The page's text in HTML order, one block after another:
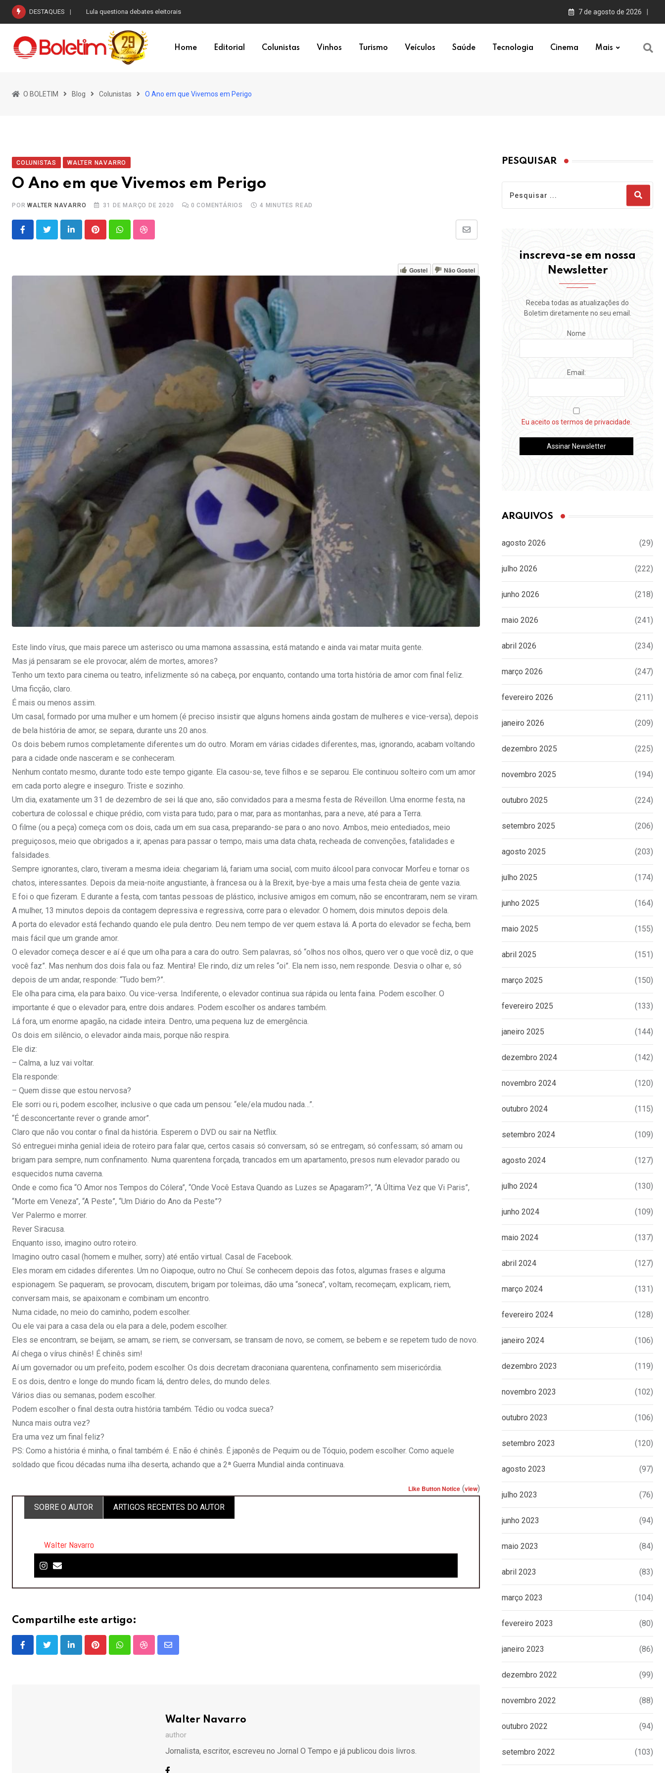
Skip
content
DESTAQUES Governo tenta votar pelo menos o fim da escala 6×1 7 de agosto de 2026
Home Editorial Colunistas Vinhos Turismo Veículos Saúde Tecnologia Cinema Mais
O BOLETIM Blog Colunistas O Ano em que Vivemos em Perigo
COLUNISTAS WALTER NAVARRO
O Ano em que Vivemos em Perigo
PORWALTER NAVARRO 31 DE MARÇO DE 2020 0 COMENTÁRIOS 4 MINUTES READ
LinkedInPinterestWhatsappStumbleUpon
Share
Email
Gostei Não Gostei
Este lindo vírus, que mais parece um asterisco ou uma mamona assassina, está matando e ainda vai matar muita gente.
Mas já pensaram se ele provocar, além de mortes, amores?
Tenho um texto para cinema ou teatro, infelizmente só na cabeça, por enquanto, contando uma torta história de amor com final feliz.
Uma ficção, claro.
É mais ou menos assim.
Um casal, formado por uma mulher e um homem (é preciso insistir que alguns homens ainda gostam de mulheres e vice-versa), depois
de bela história de amor, se separa, durante uns 20 anos.
Os dois bebem rumos completamente diferentes um do outro. Moram em várias cidades diferentes, mas, ignorando, acabam voltando
para a cidade onde nasceram e se conheceram.
Nenhum contato mesmo, durante todo este tempo gigante. Ela casou-se, teve filhos e se separou. Ele continuou solteiro com um amor
em cada porto alegre e inseguro. Triste e sozinho.
Um dia, exatamente um 31 de dezembro de sei lá que ano, são convidados para a mesma festa de Réveillon. Uma enorme festa, na
cobertura de colossal e chique prédio, com vista para tudo; para o mar, para as montanhas, para a neve, até para a Terra.
O filme (ou a peça) começa com os dois, cada um em sua casa, preparando-se para o ano novo. Ambos, meio entediados, meio
preguiçosos, meio que obrigados a ir, apenas para passar o tempo, mais uma data chata, recheada de convenções, fatalidades e
falsidades.
Sempre ignorantes, claro, tiveram a mesma ideia: chegariam lá, fariam uma social, com muito álcool para convocar Morfeu e tornar os
chatos, interessantes. Depois da meia-noite angustiante, à francesa ou à la Brexit, bye-bye a mais uma festa cheia de gente vazia.
E foi o que fizeram. E durante a festa, com tantas pessoas de plástico, inclusive amigos em comum, não se encontraram, nem se viram.
A mulher, 13 minutos depois da contagem depressiva e regressiva, corre para o elevador. O homem, dois minutos depois dela.
A porta do elevador está fechando quando ele pula dentro. Deu nem tempo de ver quem estava lá. A porta do elevador se fecha, bem
mais fácil que um grande amor.
O elevador começa descer e aí é que um olha para a cara do outro. Sem palavras, só “olhos nos olhos, quero ver o que você diz, o que
você faz”. Mas nenhum dos dois fala ou faz. Mentira! Ele rindo, diz um reles “oi”. Ela nem isso, nem responde. Desvia o olhar e, só
depois de um andar, responde: “Tudo bem?”.
Ele olha para cima, ela para baixo. Ou vice-versa. Indiferente, o elevador continua sua rápida ou lenta faina. Podem escolher. O
importante é que o elevador para, entre dois andares. Podem escolher os andares também.
Lá fora, um enorme apagão, na cidade inteira. Dentro, uma pequena luz de emergência.
Os dois em silêncio, o elevador ainda mais, porque não respira.
Ele diz:
– Calma, a luz vai voltar.
Ela responde:
– Quem disse que estou nervosa?
Ele sorri ou ri, podem escolher, inclusive o que cada um pensou: “ele/ela mudou nada…”.
“É desconcertante rever o grande amor”.
Claro que não vou contar o final da história. Esperem o DVD ou sair na Netflix.
Só entreguei minha genial ideia de roteiro para falar que, certos casais só conversam, só se entregam, só confessam; só amam ou
brigam para sempre, num confinamento. Numa quarentena forçada, trancados em um apartamento, presos num elevador parado ou
esquecidos numa caverna.
Onde e como fica “O Amor nos Tempos do Cólera”, “Onde Você Estava Quando as Luzes se Apagaram?”, “A Última Vez que Vi Paris”,
“Morte em Veneza”, “A Peste”, “Um Diário do Ano da Peste”?
Ver Palermo e morrer.
Rever Siracusa.
Enquanto isso, imagino outro roteiro.
Imagino outro casal (homem e mulher, sorry) até então virtual. Casal de Facebook.
Eles moram em cidades diferentes. Um no Oiapoque, outro no Chuí. Se conhecem depois das fotos, algumas frases e alguma
espionagem. Se paqueram, se provocam, discutem, brigam por toleimas, dão uma “soneca”, voltam, recomeçam, explicam, riem,
conversam mais, se apaixonam e combinam um encontro.
Numa cidade, no meio do caminho, podem escolher.
Ou ele vai para a casa dela ou ela para a dele, podem escolher.
Eles se encontram, se beijam, se amam, se riem, se conversam, se transam de novo, se comem, se bebem e se repetem tudo de novo.
Aí chega o vírus chinês! É chinês sim!
Aí um governador ou um prefeito, podem escolher. Os dois decretam draconiana quarentena, confinamento sem misericórdia.
E os dois, dentro e longe do mundo ficam lá, dentro deles, do mundo deles.
Vários dias ou semanas, podem escolher.
Podem escolher o final desta outra história também. Tédio ou vodca sueca?
Nunca mais outra vez?
Era uma vez um final feliz?
PS: Como a história é minha, o final também é. E não é chinês. É japonês de Pequim ou de Tóquio, podem escolher. Como aquele
soldado que ficou décadas numa ilha deserta, achando que a 2ª Guerra Mundial ainda continuava.
Like Button Notice (view)
SOBRE O AUTOR
ARTIGOS RECENTES DO AUTOR
Walter Navarro
Compartilhe este artigo:
LinkedInPinterestWhatsappStumbleUpon
Share
Walter Navarro
author
Jornalista, escritor, escreveu no Jornal O Tempo e já publicou dois livros.
PESQUISAR
inscreva-se em nossa
Newsletter
Receba todas as atualizações do
Boletim diretamente no seu email.
Nome
Email:
Eu aceito os termos de privacidade.
ARQUIVOS
agosto 2026 (29)
julho 2026 (222)
junho 2026 (218)
maio 2026 (241)
abril 2026 (234)
março 2026 (247)
fevereiro 2026 (211)
janeiro 2026 (209)
dezembro 2025 (225)
novembro 2025 (194)
outubro 2025 (224)
setembro 2025 (206)
agosto 2025 (203)
julho 2025 (174)
junho 2025 (164)
maio 2025 (155)
abril 2025 (151)
março 2025 (150)
fevereiro 2025 (133)
janeiro 2025 (144)
dezembro 2024 (142)
novembro 2024 (120)
outubro 2024 (115)
setembro 2024 (109)
agosto 2024 (127)
julho 2024 (130)
junho 2024 (109)
maio 2024 (137)
abril 2024 (127)
março 2024 (131)
fevereiro 2024 (128)
janeiro 2024 (106)
dezembro 2023 (119)
novembro 2023 (102)
outubro 2023 (106)
setembro 2023 (120)
agosto 2023 (97)
julho 2023 (76)
junho 2023 (94)
maio 2023 (84)
abril 2023 (83)
março 2023 (104)
fevereiro 2023 (80)
janeiro 2023 (86)
dezembro 2022 (99)
novembro 2022 (88)
outubro 2022 (94)
setembro 2022 (103)